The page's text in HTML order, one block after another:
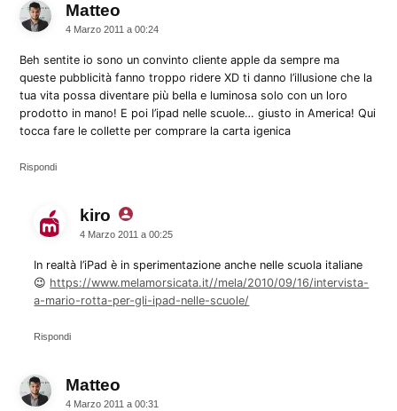
Matteo
4 Marzo 2011 a 00:24
Beh sentite io sono un convinto cliente apple da sempre ma
queste pubblicità fanno troppo ridere XD ti danno l’illusione che la
tua vita possa diventare più bella e luminosa solo con un loro
prodotto in mano! E poi l’ipad nelle scuole… giusto in America! Qui
tocca fare le collette per comprare la carta igenica
Rispondi
kiro dice:
4 Marzo 2011 a 00:25
In realtà l’iPad è in sperimentazione anche nelle scuola italiane
😉 https://www.melamorsicata.it//mela/2010/09/16/intervista-
a-mario-rotta-per-gli-ipad-nelle-scuole/
Rispondi
Matteo
4 Marzo 2011 a 00:31